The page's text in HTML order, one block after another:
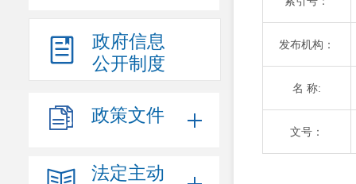
政府信息
公开制度
政策文件
法定主动
发布机构：
名 称:
文号：